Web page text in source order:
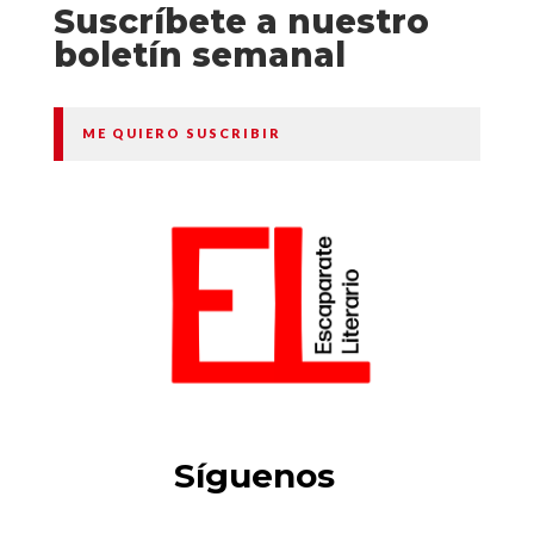
Suscríbete a nuestro
boletín semanal
ME QUIERO SUSCRIBIR
Síguenos